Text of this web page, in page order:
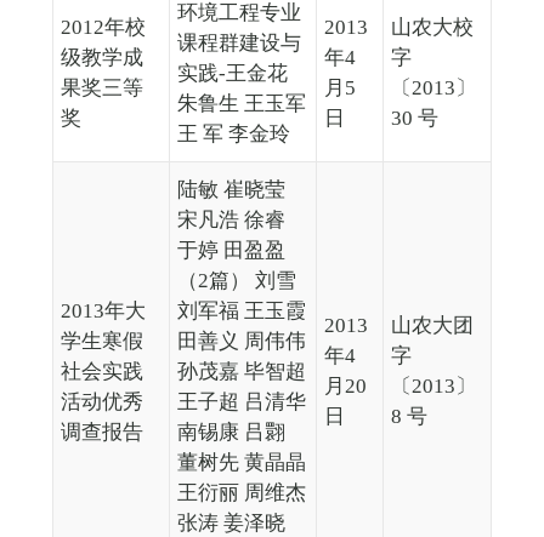
2012年校
级教学成
果奖三等
奖
环境工程专业
课程群建设与
实践-王金花
朱鲁生 王玉军
王 军 李金玲
2013
年4
月5
日
山农大校
字
〔2013〕
30 号
2013年大
学生寒假
社会实践
活动优秀
调查报告
陆敏 崔晓莹
宋凡浩 徐睿
于婷 田盈盈
（2篇） 刘雪
刘军福 王玉霞
田善义 周伟伟
孙茂嘉 毕智超
王子超 吕清华
南锡康 吕翾
董树先 黄晶晶
王衍丽 周维杰
张涛 姜泽晓
2013
年4
月20
日
山农大团
字
〔2013〕
8 号